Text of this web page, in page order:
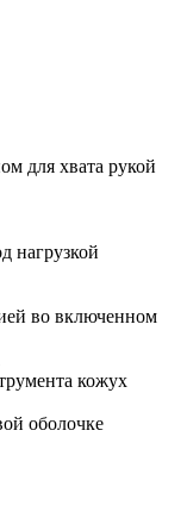
для хвата рукой
нагрузкой
во включенном
кожух
оболочке